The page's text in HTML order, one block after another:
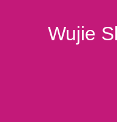
Wujie